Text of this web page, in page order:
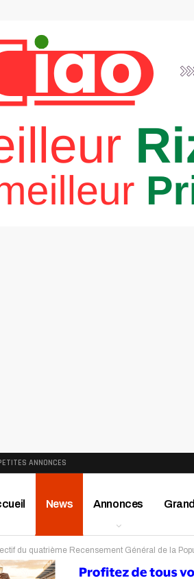
ANNONCES
News Annonces
Publireportage Région
du quatrième Recensement Général de la